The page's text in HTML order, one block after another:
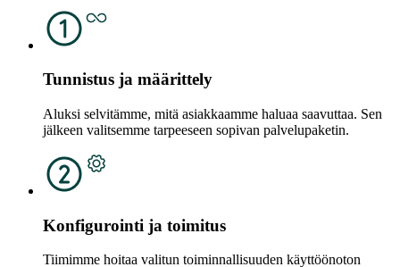
Tunnistus ja määrittely
Aluksi selvitämme, mitä asiakkaamme haluaa saavuttaa. Sen
jälkeen valitsemme tarpeeseen sopivan palvelupaketin.
Konfigurointi ja toimitus
Tiimimme hoitaa valitun toiminnallisuuden käyttöönoton